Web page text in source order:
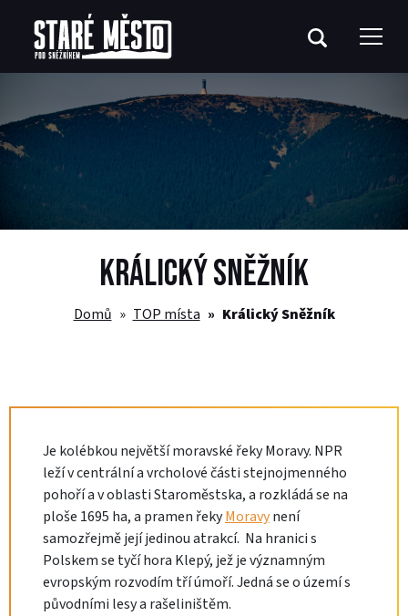
KRÁLICKÝ SNĚŽNÍK
Domů TOP místa Králický Sněžník
Je kolébkou největší moravské řeky Moravy. NPR
leží v centrální a vrcholové části stejnojmenného
pohoří a v oblasti Staroměstska, a rozkládá se na
ploše 1695 ha, a pramen řekyMoravynení
samozřejmě její jedinou atrakcí. Na hranici s
Polskem se tyčí hora Klepý, jež je významným
evropským rozvodím tří úmoří. Jedná se o území s
původními lesy a rašeliništěm.